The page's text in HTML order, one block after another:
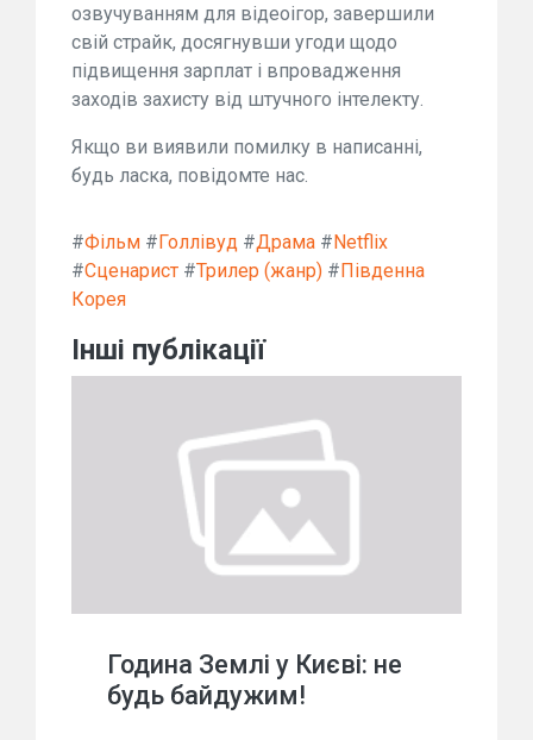
озвучуванням для відеоігор, завершили
свій страйк, досягнувши угоди щодо
підвищення зарплат і впровадження
заходів захисту від штучного інтелекту.
Якщо ви виявили помилку в написанні,
будь ласка, повідомте нас.
#Фільм #Голлівуд #Драма #Netflix
#Сценарист #Трилер (жанр) #Південна
Корея
Інші публікації
Година Землі у Києві: не
будь байдужим!